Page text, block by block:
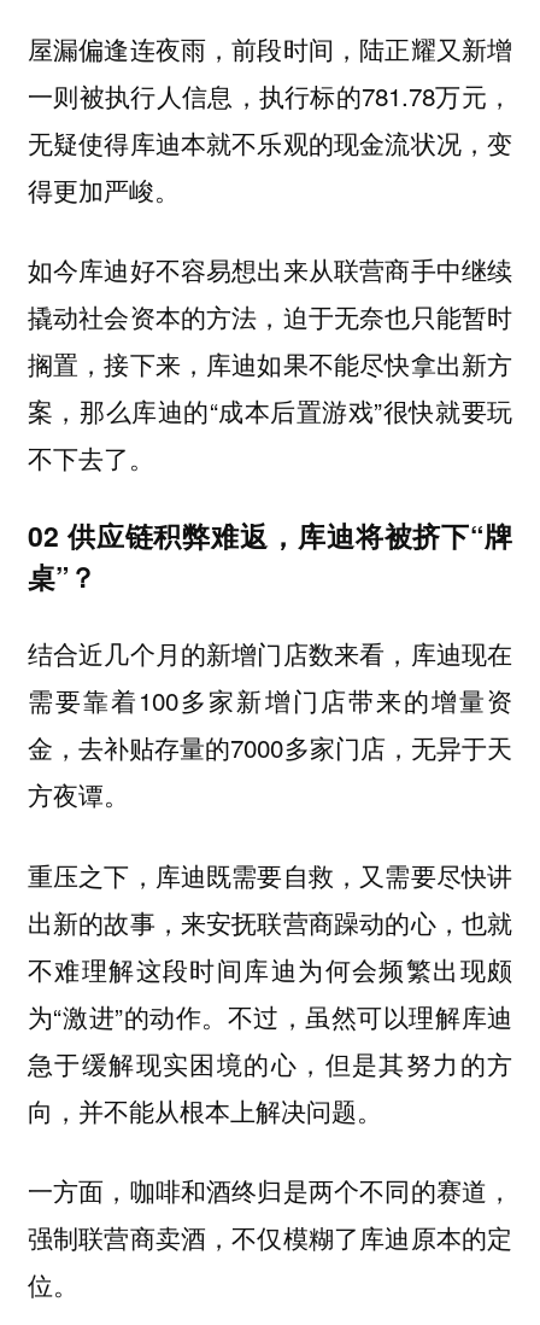
屋漏偏逢连夜雨，前段时间，陆正耀又新增
一则被执行人信息，执行标的781.78万元，
无疑使得库迪本就不乐观的现金流状况，变
得更加严峻。
如今库迪好不容易想出来从联营商手中继续
撬动社会资本的方法，迫于无奈也只能暂时
搁置，接下来，库迪如果不能尽快拿出新方
案，那么库迪的“成本后置游戏”很快就要玩
不下去了。
02 供应链积弊难返，库迪将被挤下“牌
桌”？
结合近几个月的新增门店数来看，库迪现在
需要靠着100多家新增门店带来的增量资
金，去补贴存量的7000多家门店，无异于天
方夜谭。
重压之下，库迪既需要自救，又需要尽快讲
出新的故事，来安抚联营商躁动的心，也就
不难理解这段时间库迪为何会频繁出现颇
为“激进”的动作。不过，虽然可以理解库迪
急于缓解现实困境的心，但是其努力的方
向，并不能从根本上解决问题。
一方面，咖啡和酒终归是两个不同的赛道，
强制联营商卖酒，不仅模糊了库迪原本的定
位。